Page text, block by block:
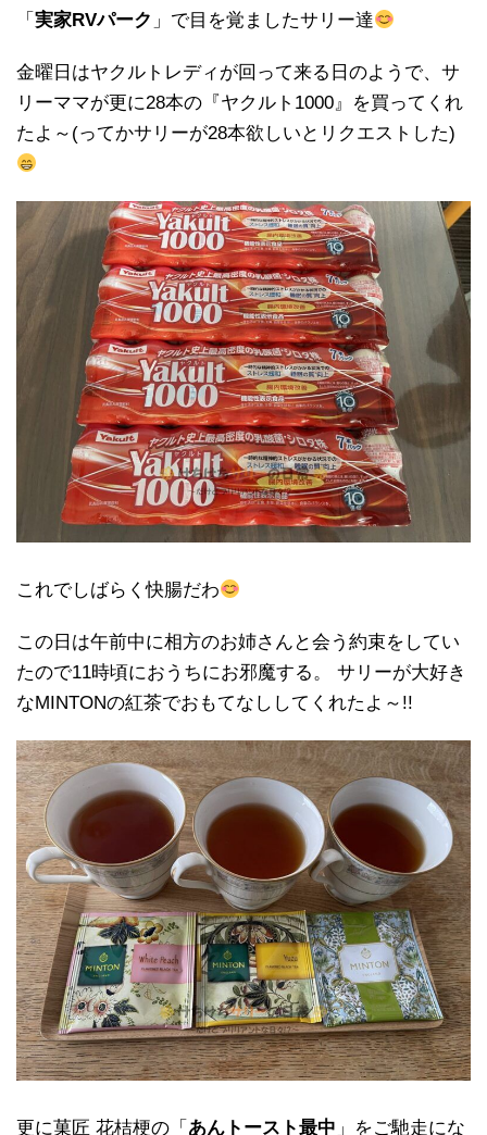
「 実家RVパーク 」で目を覚ましたサリー達
金曜日はヤクルトレディが回って来る日のようで、サ
リーママが更に28本の『ヤクルト1000』を買ってくれ
たよ～(ってかサリーが28本欲しいとリクエストした)
これでしばらく快腸だわ
この日は午前中に相方のお姉さんと会う約束をしてい
たので11時頃におうちにお邪魔する。 サリーが大好き
なMINTONの紅茶でおもてなししてくれたよ～!!
更に菓匠 花桔梗の「 あんトースト最中 」をご馳走にな